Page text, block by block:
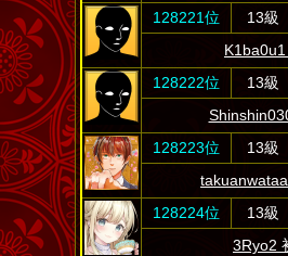
128221位
13級
128222位
13級
128223位
13級
128224位
13級
3Ryo2